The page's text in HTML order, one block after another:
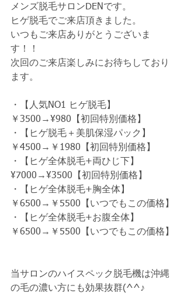
メンズ脱毛サロンDENです。
ヒゲ脱毛でご来店頂きました。
いつもご来店ありがとうございま
す！！
次回のご来店楽しみにお待ちしており
ます。
・【人気NO1 ヒゲ脱毛】
￥3500→¥980【初回特別価格】
・【ヒゲ脱毛＋美肌保湿パック】
￥4500→￥1980【初回特別価格】
・【ヒゲ全体脱毛+両ひじ下】
¥7000→¥3500【初回特別価格】
・【ヒゲ全体脱毛+胸全体】
￥6500→￥5500【いつでもこの価格】
・【ヒゲ全体脱毛+お腹全体】
￥6500→￥5500【いつでもこの価格】
当サロンのハイスペック脱毛機は沖縄
の毛の濃い方にも効果抜群(^^♪